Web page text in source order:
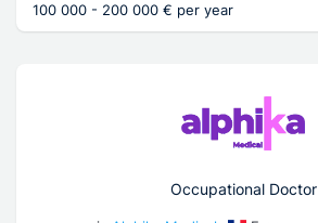
100 000 - 200 000 € per year
Occupational Doctor